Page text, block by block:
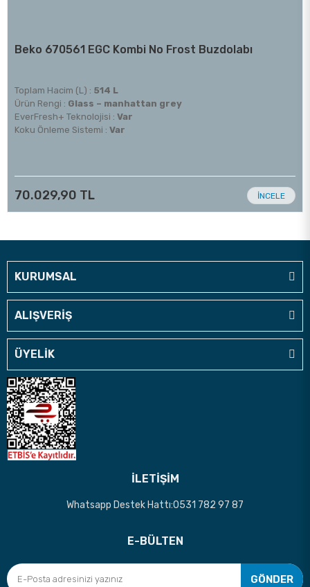
Beko 670561 EGC Kombi No Frost Buzdolabı
Toplam Hacim (L) : 514 L
Ürün Rengi : Glass – manhattan grey
EverFresh+ Teknolojisi : Var
Koku Önleme Sistemi : Var
70.029,90 TL İNCELE
KURUMSAL
ALIŞVERİŞ
ÜYELİK
İLETİŞİM
Whatsapp Destek Hattı:0531 782 97 87
E-BÜLTEN
GÖNDER